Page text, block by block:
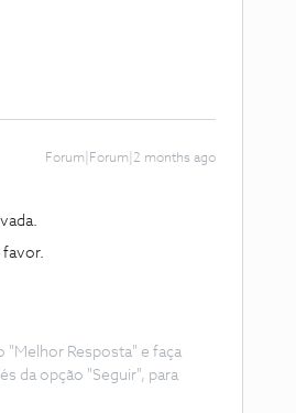
Forum|Forum|2 months ago
favor.
Resposta" e faça
da opção "Seguir", para